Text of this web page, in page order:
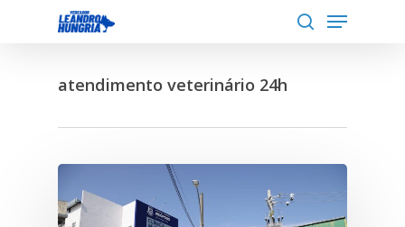
Menu
atendimento veterinário 24h